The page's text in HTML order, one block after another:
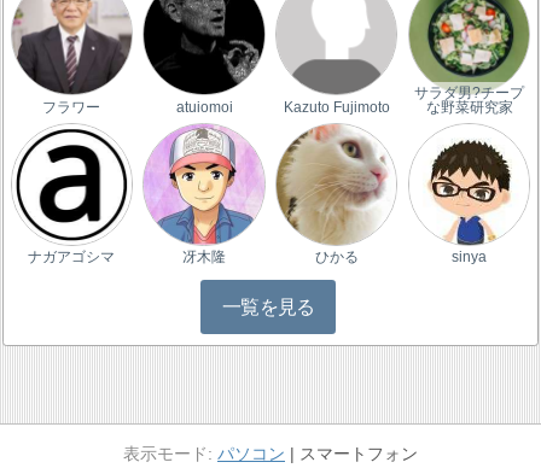
フラワー atuiomoi Kazuto Fujimoto
サラダ男?チープ
な野菜研究家
ナガアゴシマ 冴木隆 ひかる sinya
一覧を見る
パソコン スマートフォン